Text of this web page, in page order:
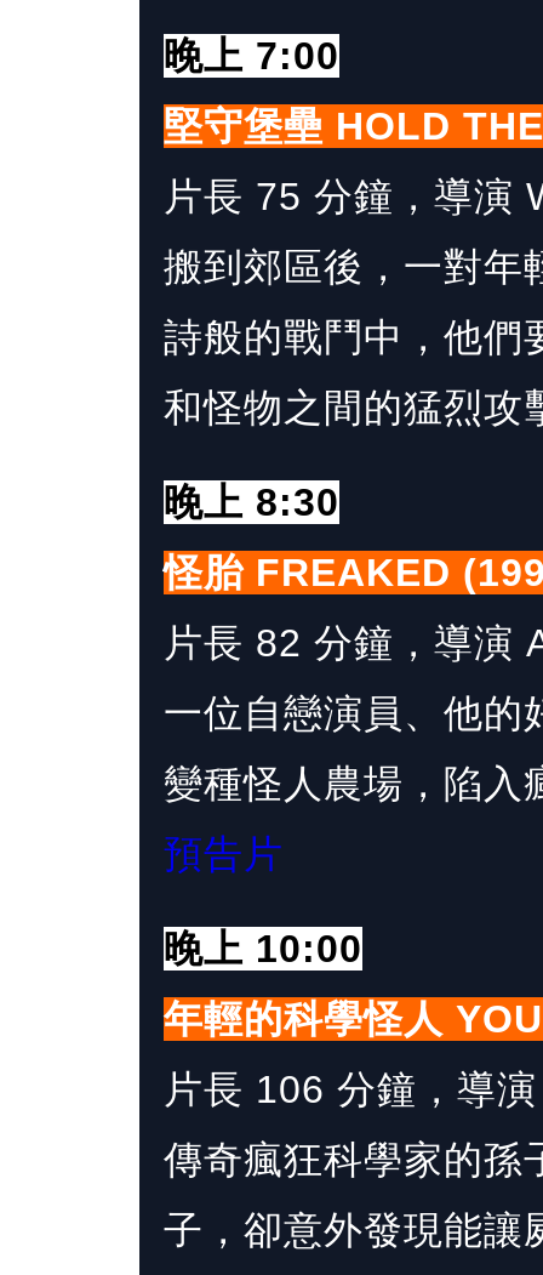
晚上 7:00
堅守堡壘 HOLD
片長 75 分鐘，導演
搬到郊區後，一對年
詩般的戰鬥中，他們
和怪物之間的猛烈
晚上 8:30
怪胎 FREAKED
片長 82 分鐘，導演
一位自戀演員、他的
變種怪人農場，陷
預告片
晚上 10:00
年輕的科學怪人
片長 106 分鐘，導
傳奇瘋狂科學家的孫
子，卻意外發現能